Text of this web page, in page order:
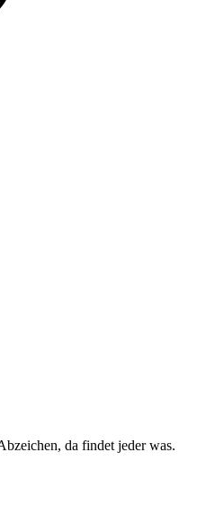
da findet jeder was.